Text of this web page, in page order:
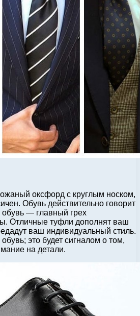
оксфорд с круглым носком,
Обувь действительно говорит
обувь — главный грех
Отличные туфли дополнят ваш
ваш индивидуальный стиль.
это будет сигналом о том,
на детали.